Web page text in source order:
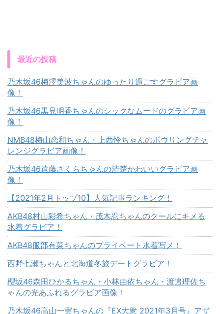
最近の投稿
乃木坂46梅澤美波ちゃんのゆったり過ごすグラビア画
像！
乃木坂46黒見明香ちゃんのシックなムードのグラビア画
像！
NMB48梅山恋和ちゃん・上西怜ちゃんのボウリングチャ
レンジグラビア画像！
乃木坂46遠藤さくらちゃんの清楚かわいいグラビア画
像！
【2021年2月トップ10】人気記事ランキング！
AKB48村山彩希ちゃん・茂木忍ちゃんのクールにキメる
水着グラビア！
AKB48服部有菜ちゃんのプライベート水着写メ！
西野七瀬ちゃんと北海道冬旅デートグラビア！
櫻坂46森田ひかるちゃん・小林由依ちゃん・渡邉理佐ち
ゃんの光あふれるグラビア画像！
乃木坂46高山一実ちゃんの『EX大衆 2021年3月号』アザ